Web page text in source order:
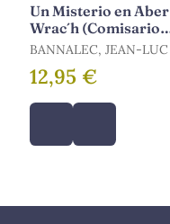
Un Misterio en Aber
Wrac´h (Comisario
Dupin 11)
BANNALEC, JEAN-LUC
12,95 €